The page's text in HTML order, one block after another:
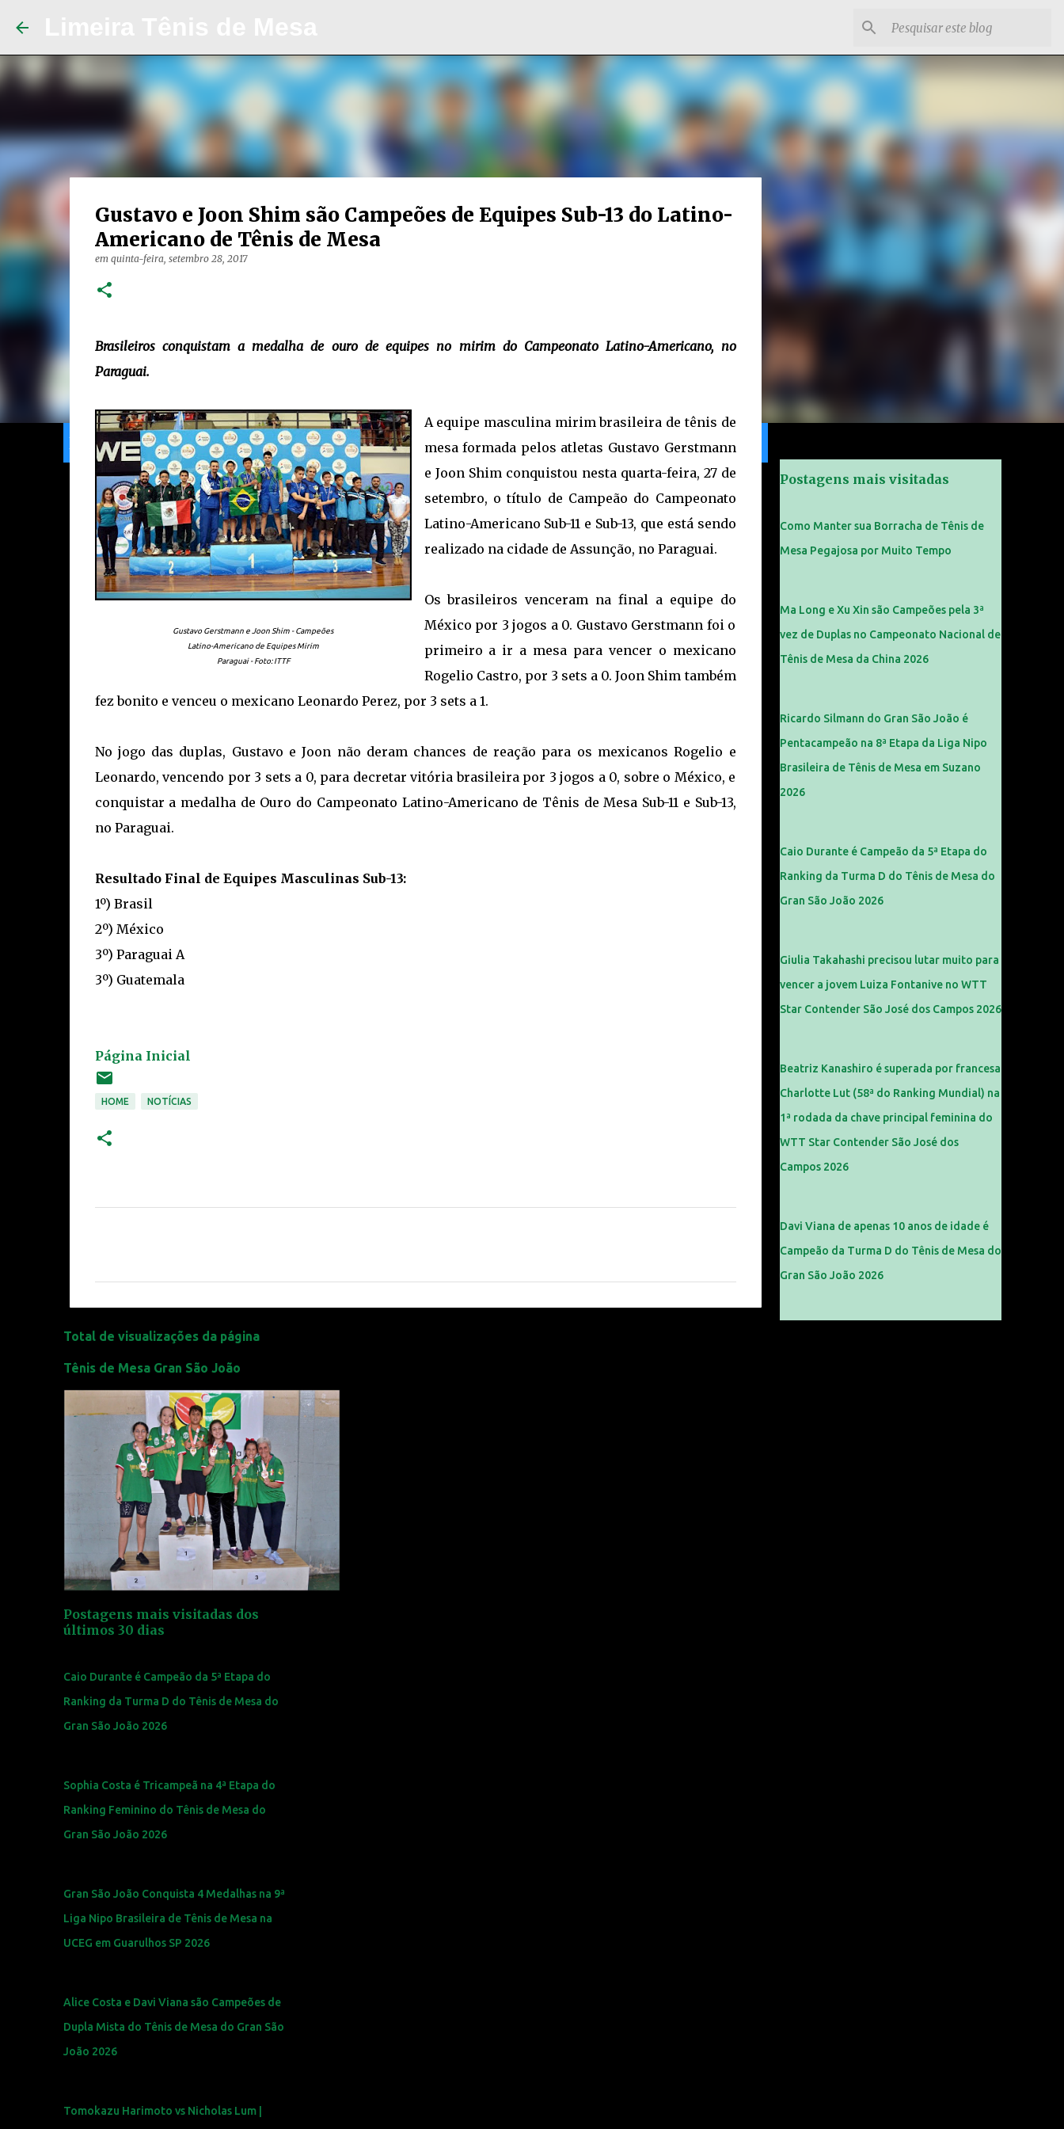
Home Limeira Gran Ranking
Gustavo e Joon Shim são Campeões de Equipes Sub-13 do Latino-
Americano de Tênis de Mesa
em quinta-feira, setembro 28, 2017
Brasileiros conquistam a medalha de ouro de equipes no mirim do Campeonato Latino-Americano, no
Paraguai.
Gustavo Gerstmann e Joon Shim - Campeões
Latino-Americano de Equipes Mirim
Paraguai - Foto: ITTF
A equipe masculina mirim brasileira de tênis de
mesa formada pelos atletas Gustavo Gerstmann
e Joon Shim conquistou nesta quarta-feira, 27 de
setembro, o título de Campeão do Campeonato
Latino-Americano Sub-11 e Sub-13, que está sendo
realizado na cidade de Assunção, no Paraguai.
Os brasileiros venceram na final a equipe do
México por 3 jogos a 0. Gustavo Gerstmann foi o
primeiro a ir a mesa para vencer o mexicano
Rogelio Castro, por 3 sets a 0. Joon Shim também
fez bonito e venceu o mexicano Leonardo Perez, por 3 sets a 1.
No jogo das duplas, Gustavo e Joon não deram chances de reação para os mexicanos Rogelio e
Leonardo, vencendo por 3 sets a 0, para decretar vitória brasileira por 3 jogos a 0, sobre o México, e
conquistar a medalha de Ouro do Campeonato Latino-Americano de Tênis de Mesa Sub-11 e Sub-13,
no Paraguai.
Resultado Final de Equipes Masculinas Sub-13:
1º) Brasil
2º) México
3º) Paraguai A
3º) Guatemala
Página Inicial
HOME NOTÍCIAS
e
n
á
r
s
Total de visualizações da página
Tênis de Mesa Gran São João
Postagens mais visitadas dos
últimos 30 dias
Caio Durante é Campeão da 5ª Etapa do
Ranking da Turma D do Tênis de Mesa do
Gran São João 2026
Sophia Costa é Tricampeã na 4ª Etapa do
Ranking Feminino do Tênis de Mesa do
Gran São João 2026
Gran São João Conquista 4 Medalhas na 9ª
Liga Nipo Brasileira de Tênis de Mesa na
UCEG em Guarulhos SP 2026
Alice Costa e Davi Viana são Campeões de
Dupla Mista do Tênis de Mesa do Gran São
João 2026
Tomokazu Harimoto vs Nicholas Lum |
Postagens mais visitadas
Como Manter sua Borracha de Tênis de
Mesa Pegajosa por Muito Tempo
Ma Long e Xu Xin são Campeões pela 3ª
vez de Duplas no Campeonato Nacional de
Tênis de Mesa da China 2026
Ricardo Silmann do Gran São João é
Pentacampeão na 8ª Etapa da Liga Nipo
Brasileira de Tênis de Mesa em Suzano
2026
Caio Durante é Campeão da 5ª Etapa do
Ranking da Turma D do Tênis de Mesa do
Gran São João 2026
Giulia Takahashi precisou lutar muito para
vencer a jovem Luiza Fontanive no WTT
Star Contender São José dos Campos 2026
Beatriz Kanashiro é superada por francesa
Charlotte Lut (58ª do Ranking Mundial) na
1ª rodada da chave principal feminina do
WTT Star Contender São José dos
Campos 2026
Davi Viana de apenas 10 anos de idade é
Campeão da Turma D do Tênis de Mesa do
Gran São João 2026